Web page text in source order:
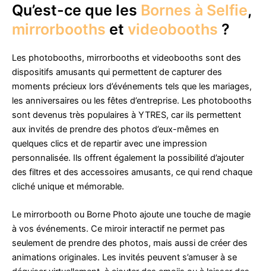
Qu’est-ce que les Bornes à Selfie,
mirrorbooths et videobooths ?
Les photobooths, mirrorbooths et videobooths sont des
dispositifs amusants qui permettent de capturer des
moments précieux lors d’événements tels que les mariages,
les anniversaires ou les fêtes d’entreprise. Les photobooths
sont devenus très populaires à YTRES, car ils permettent
aux invités de prendre des photos d’eux-mêmes en
quelques clics et de repartir avec une impression
personnalisée. Ils offrent également la possibilité d’ajouter
des filtres et des accessoires amusants, ce qui rend chaque
cliché unique et mémorable.
Le mirrorbooth ou Borne Photo ajoute une touche de magie
à vos événements. Ce miroir interactif ne permet pas
seulement de prendre des photos, mais aussi de créer des
animations originales. Les invités peuvent s’amuser à se